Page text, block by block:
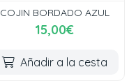
COJIN BORDADO AZUL
15,00€
Añadir a la cesta